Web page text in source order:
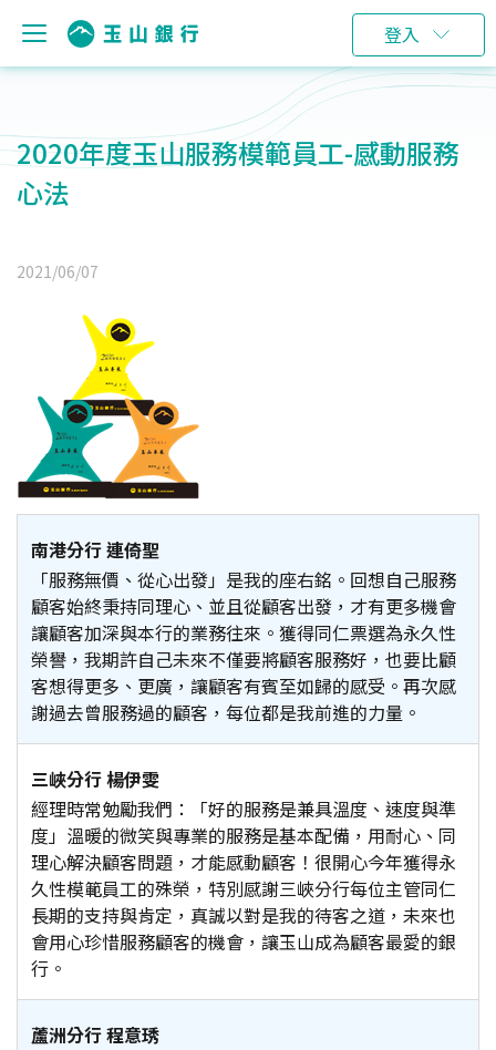
登入
2020年度玉山服務模範員工-感動服務
心法
2021/06/07
南港分行 連倚聖
「服務無價、從心出發」是我的座右銘。回想自己服務
顧客始終秉持同理心、並且從顧客出發，才有更多機會
讓顧客加深與本行的業務往來。獲得同仁票選為永久性
榮譽，我期許自己未來不僅要將顧客服務好，也要比顧
客想得更多、更廣，讓顧客有賓至如歸的感受。再次感
謝過去曾服務過的顧客，每位都是我前進的力量。
三峽分行 楊伊雯
經理時常勉勵我們：「好的服務是兼具溫度、速度與準
度」溫暖的微笑與專業的服務是基本配備，用耐心、同
理心解決顧客問題，才能感動顧客！很開心今年獲得永
久性模範員工的殊榮，特別感謝三峽分行每位主管同仁
長期的支持與肯定，真誠以對是我的待客之道，未來也
會用心珍惜服務顧客的機會，讓玉山成為顧客最愛的銀
行。
蘆洲分行 程意琇